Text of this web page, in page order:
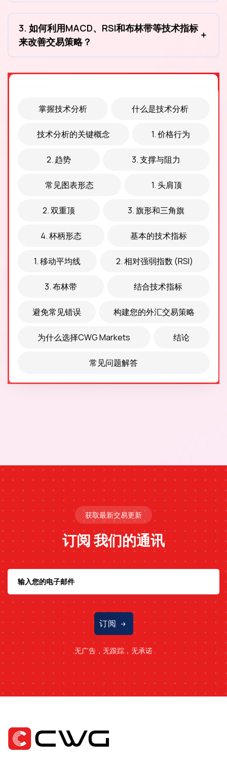
3. 如何利用MACD、RSI和布林带等技术指标
来改善交易策略？
掌握技术分析 什么是技术分析
技术分析的关键概念 1. 价格行为
2. 趋势 3. 支撑与阻力
常见图表形态 1. 头肩顶
2. 双重顶 3. 旗形和三角旗
4. 杯柄形态 基本的技术指标
1. 移动平均线 2. 相对强弱指数 (RSI)
3. 布林带 结合技术指标
避免常见错误 构建您的外汇交易策略
为什么选择CWG Markets 结论
常见问题解答
获取最新交易更新
订阅我们的通讯
订阅
无广告，无跟踪，无承诺